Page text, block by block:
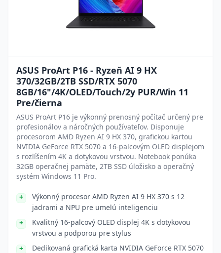
ASUS ProArt P16 - Ryzeň AI 9 HX
370/32GB/2TB SSD/RTX 5070
8GB/16"/4K/OLED/Touch/2y PUR/Win 11
Pre/čierna
ASUS ProArt P16 je výkonný prenosný počítač určený pre
profesionálov a náročných používateľov. Disponuje
procesorom AMD Ryzen AI 9 HX 370, grafickou kartou
NVIDIA GeForce RTX 5070 a 16-palcovým OLED displejom
s rozlíšením 4K a dotykovou vrstvou. Notebook ponúka
32GB operačnej pamäte, 2TB SSD úložisko a operačný
systém Windows 11 Pro.
Výkonný procesor AMD Ryzen AI 9 HX 370 s 12
jadrami a NPU pre umelú inteligenciu
Kvalitný 16-palcový OLED displej 4K s dotykovou
vrstvou a podporou pre stylus
Dedikovaná grafická karta NVIDIA GeForce RTX 5070